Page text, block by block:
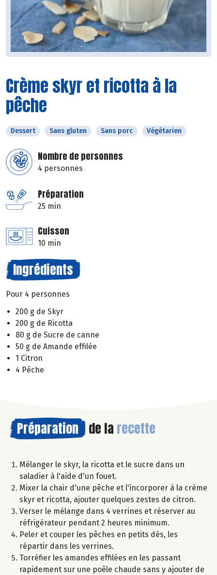
Crème skyr et ricotta à la
pêche
Dessert Sans gluten Sans porc Végétarien
Nombre de personnes
4 personnes
Préparation
25 min
Cuisson
10 min
Ingrédients
Pour 4 personnes
200 g de Skyr
200 g de Ricotta
80 g de Sucre de canne
50 g de Amande effilée
1 Citron
4 Pêche
Préparation de la recette
Mélanger le skyr, la ricotta et le sucre dans un
saladier à l'aide d'un fouet.
Mixer la chair d'une pêche et l'incorporer à la crème
skyr et ricotta, ajouter quelques zestes de citron.
Verser le mélange dans 4 verrines et réserver au
réfrigérateur pendant 2 heures minimum.
Peler et couper les pêches en petits dés, les
répartir dans les verrines.
Torréfier les amandes effilées en les passant
rapidement sur une poêle chaude sans y ajouter de